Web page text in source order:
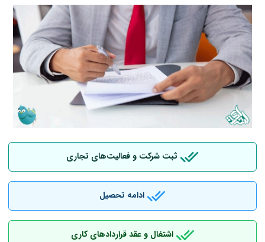
ثبت شرکت و فعالیت‌های تجاری
ادامه تحصیل
اشتغال و عقد قراردادهای کاری